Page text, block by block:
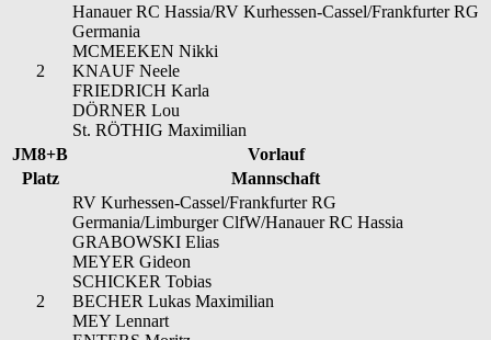
2
Hanauer RC Hassia/RV Kurhessen-Cassel/Frankfurter RG
Germania
MCMEEKEN Nikki
KNAUF Neele
FRIEDRICH Karla
DÖRNER Lou
St. RÖTHIG Maximilian
JM8+B
Vorlauf
Platz
Mannschaft
2
RV Kurhessen-Cassel/Frankfurter RG
Germania/Limburger ClfW/Hanauer RC Hassia
GRABOWSKI Elias
MEYER Gideon
SCHICKER Tobias
BECHER Lukas Maximilian
MEY Lennart